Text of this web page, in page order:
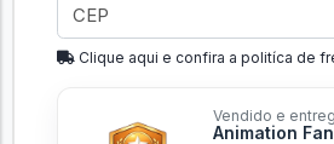
Clique aqui e confira a politíca de
Vendido e
Animation Fan